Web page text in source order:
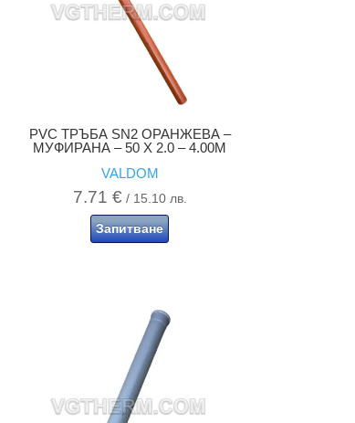
PVC ТРЪБА SN2 ОРАНЖЕВА –
МУФИРАНА – 50 X 2.0 – 4.00M
VALDOM
7.71 € / 15.10 лв.
Запитване